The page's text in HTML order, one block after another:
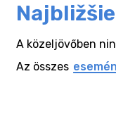
A közeljövőben
Az összes